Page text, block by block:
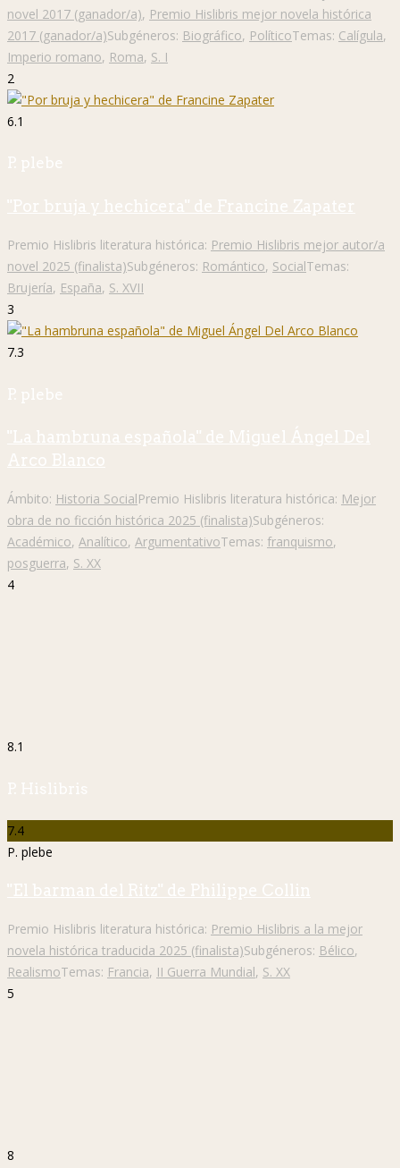
novel 2017 (ganador/a), Premio Hislibris mejor novela histórica
2017 (ganador/a)Subgéneros: Biográfico, PolíticoTemas: Calígula,
Imperio romano, Roma, S. I
2
6.1
P. plebe
"Por bruja y hechicera" de Francine Zapater
Premio Hislibris literatura histórica: Premio Hislibris mejor autor/a
novel 2025 (finalista)Subgéneros: Romántico, SocialTemas:
Brujería, España, S. XVII
3
7.3
P. plebe
"La hambruna española" de Miguel Ángel Del
Arco Blanco
Ámbito: Historia SocialPremio Hislibris literatura histórica: Mejor
obra de no ficción histórica 2025 (finalista)Subgéneros:
Académico, Analítico, ArgumentativoTemas: franquismo,
posguerra, S. XX
4
8.1
P. Hislibris
7.4
P. plebe
"El barman del Ritz" de Philippe Collin
Premio Hislibris literatura histórica: Premio Hislibris a la mejor
novela histórica traducida 2025 (finalista)Subgéneros: Bélico,
RealismoTemas: Francia, II Guerra Mundial, S. XX
5
8